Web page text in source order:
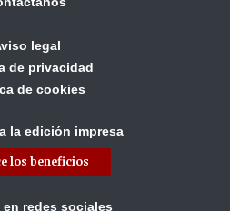
legal
de privacidad
de cookies
la edición impresa
los beneficios
redes sociales